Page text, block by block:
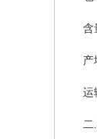
含
产
运
二